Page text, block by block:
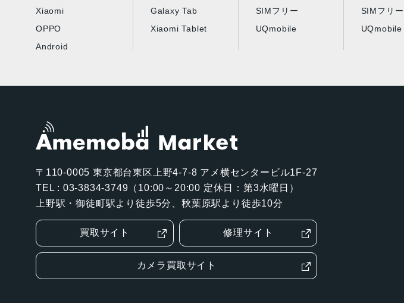
Xiaomi
OPPO
Android
Galaxy Tab
Xiaomi Tablet
SIMフリー
UQmobile
SIMフリー
UQmobile
〒110-0005 東京都台東区上野4-7-8 アメ横センタービル1F-27
TEL : 03-3834-3749（10:00～20:00 定休日：第3水曜日）
上野駅・御徒町駅より徒歩5分、秋葉原駅より徒歩10分
買取サイト 修理サイト
カメラ買取サイト